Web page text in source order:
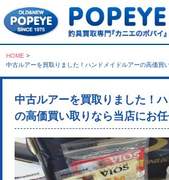
HOME >
中古ルアーを買取りました！ハンドメイドルアーの高価買
中古ルアーを買取りました！
の高価買い取りなら当店にお任